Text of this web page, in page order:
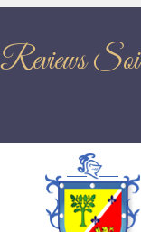
Reviews